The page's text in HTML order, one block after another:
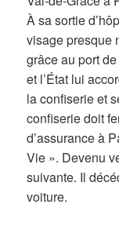
À sa sortie
visage presque
grâce au port
et l’État lui
la confiserie et
confiserie doit
d’assurance à
Vie ». Devenu
suivante. Il
voiture.